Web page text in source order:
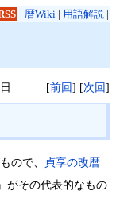
| 暦Wiki| 用語解説|
[前回] [次回]
ので、
貞享の改暦
がその代表的なもの